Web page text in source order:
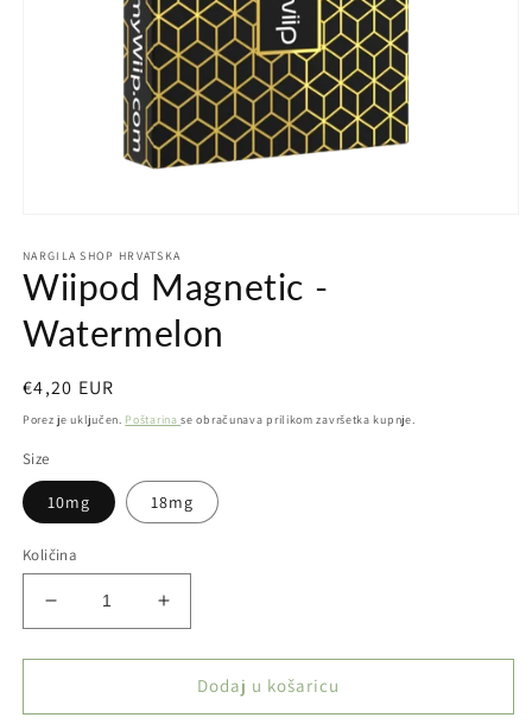
1
u
dijaloškom
NARGILA SHOP HRVATSKA
Wiipod Magnetic -
Watermelon
Redovna
cijena
€4,20 EUR
Porez je uključen. Poštarinase obračunava prilikom završetka kupnje.
Size
10mg 18mg
Količina
Smanji
količinu
proizvoda
Magnetic
Povećaj
količinu
proizvoda
Wiipod
Magnetic
Dodaj u košaricu